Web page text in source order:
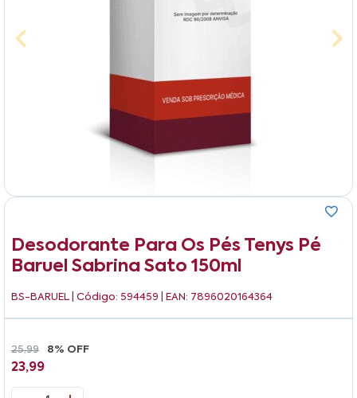
Desodorante Para Os Pés Tenys Pé
Baruel Sabrina Sato 150ml
BS-BARUEL | Código: 594459 | EAN: 7896020164364
25,99 8% OFF
23,99